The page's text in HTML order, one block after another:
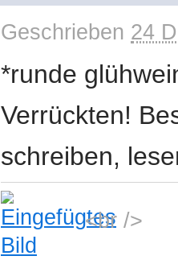
Geschrieben 24
*runde
Verrückten!
schreiben,
<br />